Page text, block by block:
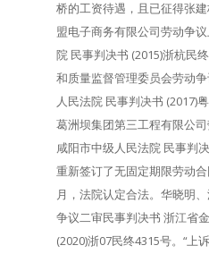
桥的工资待遇，且已征得张
盟电子商务有限公司劳动争
院 民事判决书 (2015)浙杭民
和质量监督管理委员会劳动
人民法院 民事判决书 (2017)
葛洲坝集团第三工程有限公
咸阳市中级人民法院 民事判
重新签订了无固定期限劳动
月，法院认定合法。华晓明
争议二审民事判决书 浙江省
(2020)浙07民终4315号。“上